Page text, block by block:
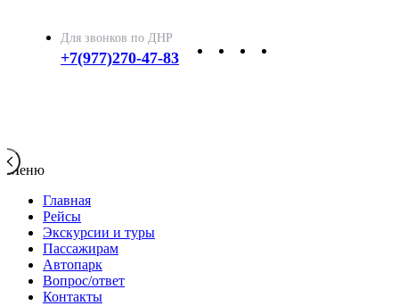
+7(977)270-47-83
Меню
Главная
Рейсы
Экскурсии и туры
Пассажирам
Автопарк
Вопрос/ответ
Контакты